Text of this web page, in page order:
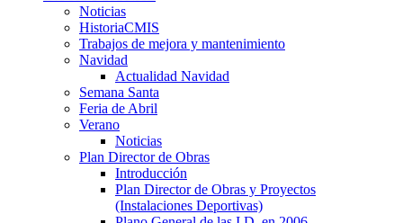
Noticias
HistoriaCMIS
Trabajos de mejora y mantenimiento
Navidad
Actualidad Navidad
Semana Santa
Feria de Abril
Verano
Noticias
Plan Director de Obras
Introducción
Plan Director de Obras y Proyectos
(Instalaciones Deportivas)